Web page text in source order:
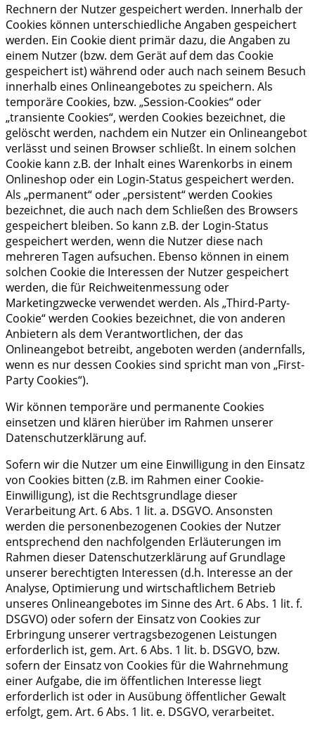
Rechnern der Nutzer gespeichert werden. Innerhalb der
Cookies können unterschiedliche Angaben gespeichert
werden. Ein Cookie dient primär dazu, die Angaben zu
einem Nutzer (bzw. dem Gerät auf dem das Cookie
gespeichert ist) während oder auch nach seinem Besuch
innerhalb eines Onlineangebotes zu speichern. Als
temporäre Cookies, bzw. „Session-Cookies“ oder
„transiente Cookies“, werden Cookies bezeichnet, die
gelöscht werden, nachdem ein Nutzer ein Onlineangebot
verlässt und seinen Browser schließt. In einem solchen
Cookie kann z.B. der Inhalt eines Warenkorbs in einem
Onlineshop oder ein Login-Status gespeichert werden.
Als „permanent“ oder „persistent“ werden Cookies
bezeichnet, die auch nach dem Schließen des Browsers
gespeichert bleiben. So kann z.B. der Login-Status
gespeichert werden, wenn die Nutzer diese nach
mehreren Tagen aufsuchen. Ebenso können in einem
solchen Cookie die Interessen der Nutzer gespeichert
werden, die für Reichweitenmessung oder
Marketingzwecke verwendet werden. Als „Third-Party-
Cookie“ werden Cookies bezeichnet, die von anderen
Anbietern als dem Verantwortlichen, der das
Onlineangebot betreibt, angeboten werden (andernfalls,
wenn es nur dessen Cookies sind spricht man von „First-
Party Cookies“).
Wir können temporäre und permanente Cookies
einsetzen und klären hierüber im Rahmen unserer
Datenschutzerklärung auf.
Sofern wir die Nutzer um eine Einwilligung in den Einsatz
von Cookies bitten (z.B. im Rahmen einer Cookie-
Einwilligung), ist die Rechtsgrundlage dieser
Verarbeitung Art. 6 Abs. 1 lit. a. DSGVO. Ansonsten
werden die personenbezogenen Cookies der Nutzer
entsprechend den nachfolgenden Erläuterungen im
Rahmen dieser Datenschutzerklärung auf Grundlage
unserer berechtigten Interessen (d.h. Interesse an der
Analyse, Optimierung und wirtschaftlichem Betrieb
unseres Onlineangebotes im Sinne des Art. 6 Abs. 1 lit. f.
DSGVO) oder sofern der Einsatz von Cookies zur
Erbringung unserer vertragsbezogenen Leistungen
erforderlich ist, gem. Art. 6 Abs. 1 lit. b. DSGVO, bzw.
sofern der Einsatz von Cookies für die Wahrnehmung
einer Aufgabe, die im öffentlichen Interesse liegt
erforderlich ist oder in Ausübung öffentlicher Gewalt
erfolgt, gem. Art. 6 Abs. 1 lit. e. DSGVO, verarbeitet.